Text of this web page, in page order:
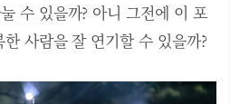
수 있을까? 아니 그전에 이 포
사람을 잘 연기할 수 있을까?